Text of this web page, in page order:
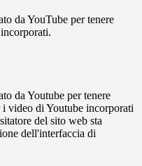
da YouTube per tenere
da Youtube per tenere
i video di Youtube incorporati
del sito web sta
dell'interfaccia di